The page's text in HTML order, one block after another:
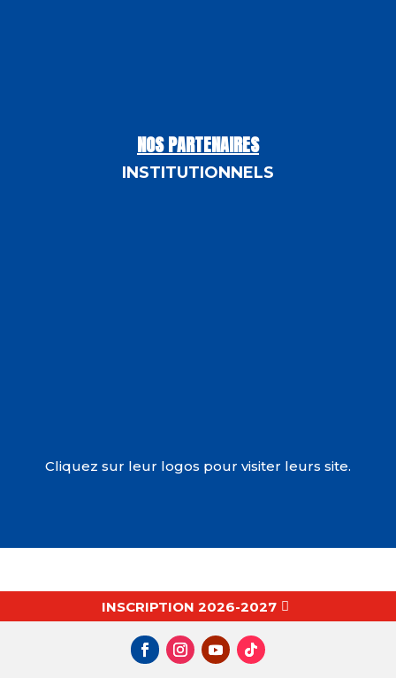
NOS PARTENAIRES
INSTITUTIONNELS
Cliquez sur leur logos pour visiter leurs site.
MERCI À NOS SPONSORS & PARTENAIRES
INSCRIPTION 2026-2027